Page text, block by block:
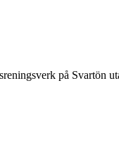
på Svartön